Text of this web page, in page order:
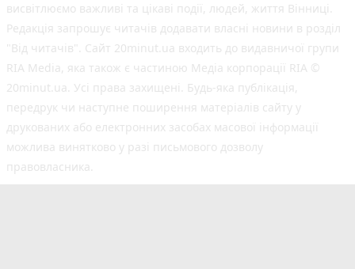
висвітлюємо важливі та цікаві події, людей, життя Вінниці.
Редакція запрошує читачів додавати власні новини в розділ
"Від читачів". Сайт 20minut.ua входить до видавничої групи
RIA Media, яка також є частиною Медіа корпорації RIA ©
20minut.ua. Усі права захищені. Будь-яка публiкацiя,
передрук чи наступне поширення матеріалів сайту у
друкованих або електронних засобах масової інформації
можлива винятково у разі письмового дозволу
правовласника.